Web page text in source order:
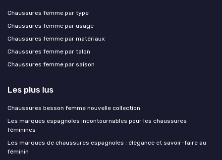
Chaussures femme par type
Chaussures femme par usage
Chaussures femme par matériaux
Chaussures femme par talon
Chaussures femme par saison
Les plus lus
Chaussures besson femme nouvelle collection
Les marques espagnoles incontournables pour les chaussures
féminines
Les marques de chaussures espagnoles : élégance et savoir-faire au
féminin